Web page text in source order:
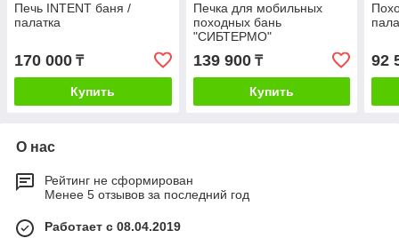
Печь INTENT баня /
палатка
170 000 ₸
Купить
Печка для мобильных
походных бань
"СИБТЕРМО"
139 900₸
Купить
92
О нас
Рейтинг не сформирован
Менее 5 отзывов за последний год
Работает с 08.04.2019